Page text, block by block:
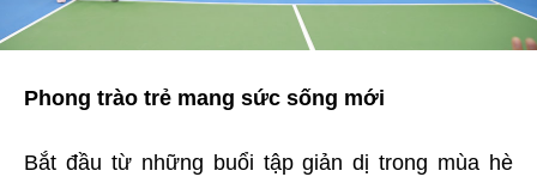
Phong trào trẻ mang sức sống mới
Bắt đầu từ những buổi tập giản dị trong mùa hè